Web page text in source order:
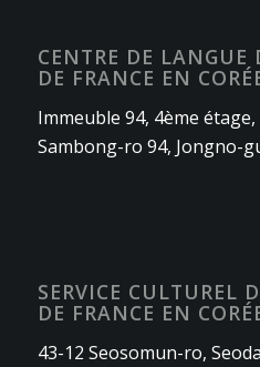
CENTRE DE LANGUE
DE FRANCE EN
Immeuble 94, 4ème étage,
Sambong-ro 94, Jongno-
SERVICE CULTUREL
DE FRANCE EN
43-12 Seosomun-ro,